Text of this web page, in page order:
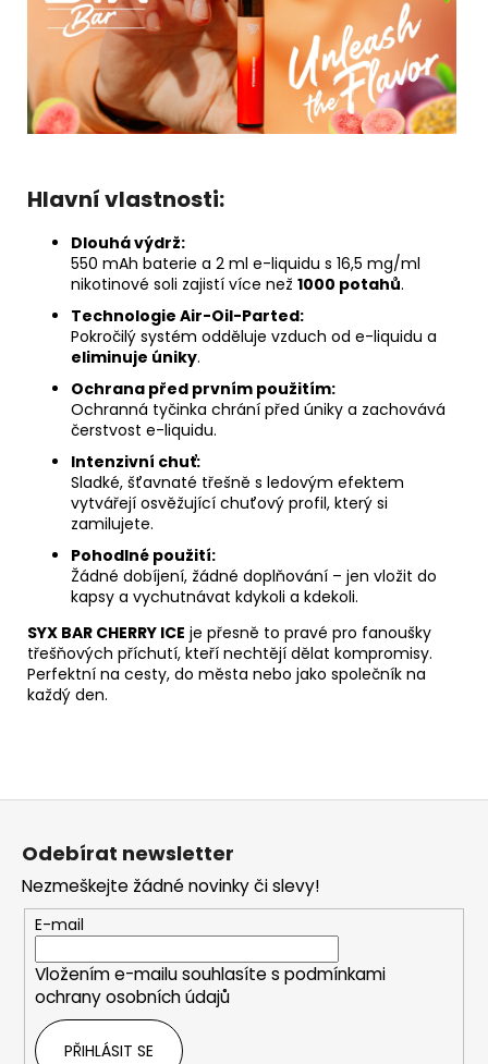
Hlavní vlastnosti:
Dlouhá výdrž:
550 mAh baterie a 2 ml e-liquidu s 16,5 mg/ml
nikotinové soli zajistí více než 1000 potahů.
Technologie Air-Oil-Parted:
Pokročilý systém odděluje vzduch od e-liquidu a
eliminuje úniky.
Ochrana před prvním použitím:
Ochranná tyčinka chrání před úniky a zachovává
čerstvost e-liquidu.
Intenzivní chuť:
Sladké, šťavnaté třešně s ledovým efektem
vytvářejí osvěžující chuťový profil, který si
zamilujete.
Pohodlné použití:
Žádné dobíjení, žádné doplňování – jen vložit do
kapsy a vychutnávat kdykoli a kdekoli.
SYX BAR CHERRY ICE je přesně to pravé pro fanoušky
třešňových příchutí, kteří nechtějí dělat kompromisy.
Perfektní na cesty, do města nebo jako společník na
každý den.
Odebírat newsletter
Nezmeškejte žádné novinky či slevy!
E-mail
Vložením e-mailu souhlasíte s podmínkami
ochrany osobních údajů
PŘIHLÁSIT SE